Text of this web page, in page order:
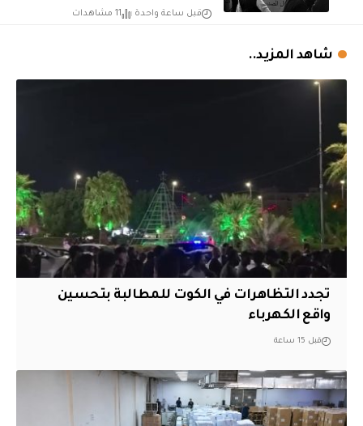
قبل ساعة واحدة 11 مشاهدات
شاهد المزيد..
تجدد التظاهرات في الكوت للمطالبة بتحسين
واقع الكهرباء
قبل 15 ساعة